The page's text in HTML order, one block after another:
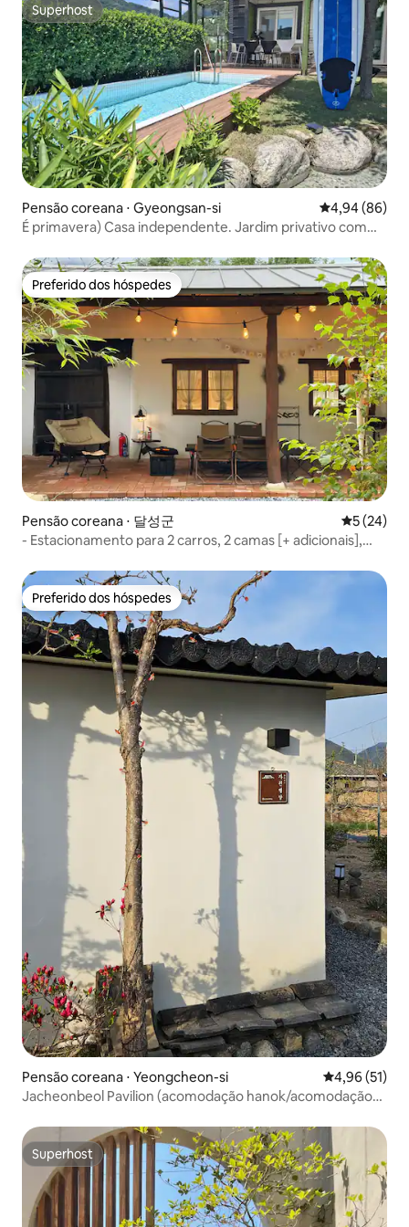
Superhost
Superhost
Pensão coreana ⋅ Gyeongsan-si 4,94 de uma
4,94 (86)
É primavera) Casa independente. Jardim privativo com
em grão Han River Ramen gratuito. Daegu. Qingdao.
Gyeongsan.
Preferido dos hóspedes
Preferido dos hóspedes
Pensão coreana ⋅ 달성군 5 de uma
5 (24)
- Estacionamento para 2 carros, 2 camas [+ adicionais],
jogos
Preferido dos hóspedes
Preferido dos hóspedes
Pensão coreana ⋅ Yeongcheon-si 4,96 de uma
4,96 (51)
Jacheonbeol Pavilion (acomodação hanok/acomodação
Superhost
Superhost